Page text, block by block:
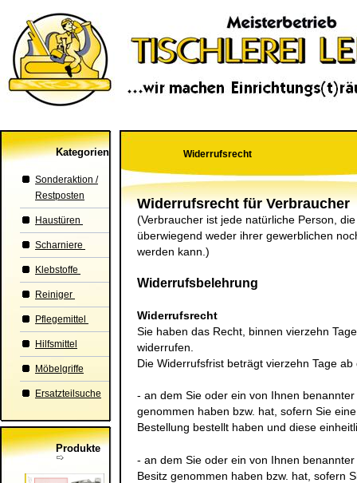
Kategorien
Sonderaktion /
Restposten
Haustüren
Scharniere
Klebstoffe
Reiniger
Pflegemittel
Hilfsmittel
Möbelgriffe
Ersatzteilsuche
Produkte
Widerrufsrecht
Widerrufsrecht für Verbraucher
(Verbraucher ist jede natürliche Person,
überwiegend weder ihrer gewerblichen
werden kann.)
Widerrufsbelehrung
Widerrufsrecht
Sie haben das Recht, binnen vierzehn
widerrufen.
Die Widerrufsfrist beträgt vierzehn Tage ab
- an dem Sie oder ein von Ihnen
genommen haben bzw. hat, sofern Sie
Bestellung bestellt haben und diese
- an dem Sie oder ein von Ihnen
Besitz genommen haben bzw. hat, sofern